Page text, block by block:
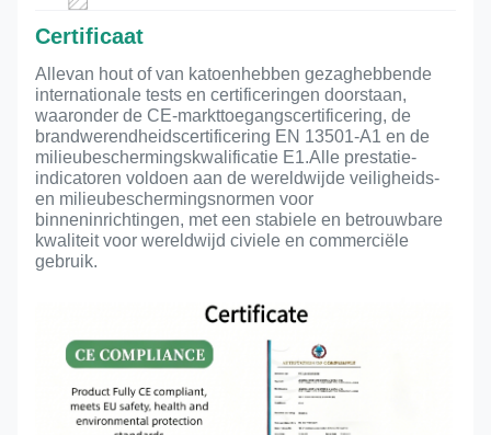
Certificaat
Allevan hout of van katoenhebben gezaghebbende
internationale tests en certificeringen doorstaan,
waaronder de CE-markttoegangscertificering, de
brandwerendheidscertificering EN 13501-A1 en de
milieubeschermingskwalificatie E1.Alle prestatie-
indicatoren voldoen aan de wereldwijde veiligheids-
en milieubeschermingsnormen voor
binneninrichtingen, met een stabiele en betrouwbare
kwaliteit voor wereldwijd civiele en commerciële
gebruik.